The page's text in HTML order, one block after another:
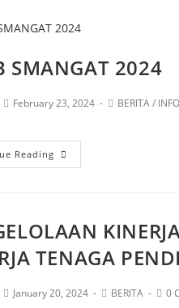
SMANGAT 2024
February 23, 2024 BERITA/ INFO
Reading
TENAGA
January 20, 2024 BERITA 0